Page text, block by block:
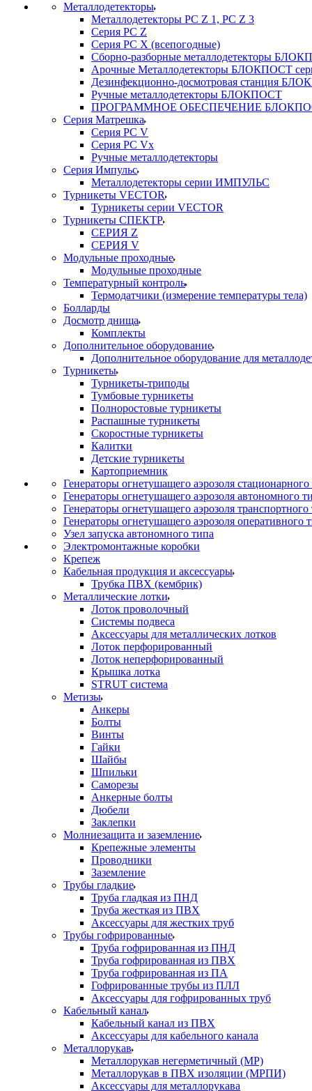
Металлодетекторы
Металлодетекторы РС Z 1, PC Z 3
Серия РС Z
Серия РС X (всепогодные)
Сборно-разборные металлодетекторы
Арочные Металлодетекторы БЛОКПОСТ
Дезинфекционно-досмотровая станция
Ручные металлодетекторы БЛОКПОСТ
ПРОГРАММНОЕ ОБЕСПЕЧЕНИЕ
Серия Матрешка
Серия PC V
Серия PC Vx
Ручные металлодетекторы
Серия Импульс
Металлодетекторы серии ИМПУЛЬС
Турникеты VECTOR
Турникеты серии VECTOR
Турникеты СПЕКТР
СЕРИЯ Z
СЕРИЯ V
Модульные проходные
Модульные проходные
Температурный контроль
Термодатчики (измерение температуры тела)
Болларды
Досмотр днища
Комплекты
Дополнительное оборудование
Дополнительное оборудование для
Турникеты
Турникеты-триподы
Тумбовые турникеты
Полноростовые турникеты
Распашные турникеты
Скоростные турникеты
Калитки
Детские турникеты
Картоприемник
Генераторы огнетушащего аэрозоля стационарного
Генераторы огнетушащего аэрозоля автономного
Генераторы огнетушащего аэрозоля транспортного
Генераторы огнетушащего аэрозоля оперативного
Узел запуска автономного типа
Электромонтажные коробки
Крепеж
Кабельная продукция и аксессуары
Трубка ПВХ (кембрик)
Металлические лотки
Лоток проволочный
Системы подвеса
Аксессуары для металлических лотков
Лоток перфорированный
Лоток неперфорированный
Крышка лотка
STRUT система
Метизы
Анкеры
Болты
Винты
Гайки
Шайбы
Шпильки
Саморезы
Анкерные болты
Дюбели
Заклепки
Молниезащита и заземление
Крепежные элементы
Проводники
Заземление
Трубы гладкие
Труба гладкая из ПНД
Труба жесткая из ПВХ
Аксессуары для жестких труб
Трубы гофрированные
Труба гофрированная из ПНД
Труба гофрированная из ПВХ
Труба гофрированная из ПА
Гофрированные трубы из ПЛЛ
Аксессуары для гофрированных труб
Кабельный канал
Кабельный канал из ПВХ
Аксессуары для кабельного канала
Металлорукав
Металлорукав негерметичный (МР)
Металлорукав в ПВХ изоляции (МРПИ)
Аксессуары для металлорукава